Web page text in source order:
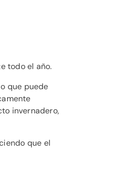
todo el año.
que puede
invernadero,
que el